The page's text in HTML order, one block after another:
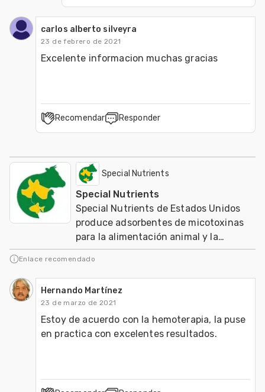
carlos alberto silveyra
23 de febrero de 2021
Excelente informacion muchas gracias
Recomendar Responder
Special Nutrients
Special Nutrients
Special Nutrients de Estados Unidos
produce adsorbentes de micotoxinas
para la alimentación animal y la
agricultura orgánica mundial
Enlace recomendado
Hernando Martínez
23 de marzo de 2021
Estoy de acuerdo con la hemoterapia, la puse
en practica con excelentes resultados.